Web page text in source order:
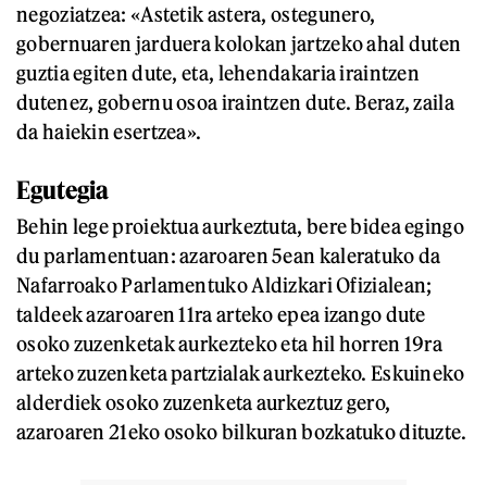
negoziatzea: «Astetik astera, ostegunero,
gobernuaren jarduera kolokan jartzeko ahal duten
guztia egiten dute, eta, lehendakaria iraintzen
dutenez, gobernu osoa iraintzen dute. Beraz, zaila
da haiekin esertzea».
Egutegia
Behin lege proiektua aurkeztuta, bere bidea egingo
du parlamentuan: azaroaren 5ean kaleratuko da
Nafarroako Parlamentuko Aldizkari Ofizialean;
taldeek azaroaren 11ra arteko epea izango dute
osoko zuzenketak aurkezteko eta hil horren 19ra
arteko zuzenketa partzialak aurkezteko. Eskuineko
alderdiek osoko zuzenketa aurkeztuz gero,
azaroaren 21eko osoko bilkuran bozkatuko dituzte.